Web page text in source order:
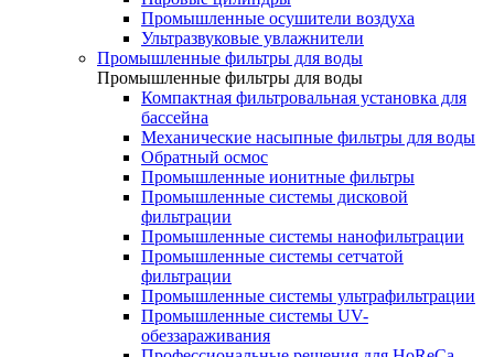
Промышленные осушители воздуха
Ультразвуковые увлажнители
Промышленные фильтры для воды
Промышленные фильтры для воды
Компактная фильтровальная установка для
бассейна
Механические насыпные фильтры для воды
Обратный осмос
Промышленные ионитные фильтры
Промышленные системы дисковой
фильтрации
Промышленные системы нанофильтрации
Промышленные системы сетчатой
фильтрации
Промышленные системы ультрафильтрации
Промышленные системы UV-
обеззараживания